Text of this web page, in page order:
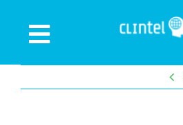
Toggle
Navigation